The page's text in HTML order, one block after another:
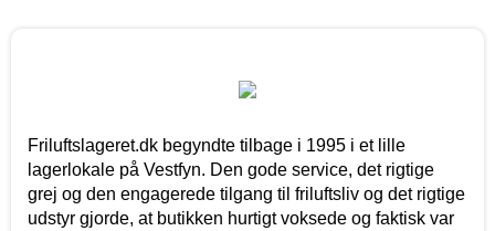
Friluftslageret.dk begyndte tilbage i 1995 i et lille
lagerlokale på Vestfyn. Den gode service, det rigtige
grej og den engagerede tilgang til friluftsliv og det rigtige
udstyr gjorde, at butikken hurtigt voksede og faktisk var